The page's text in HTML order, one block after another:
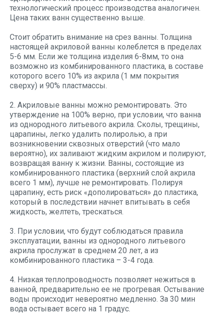
технологический процесс производства аналогичен.
Цена таких ванн существенно выше.
Стоит обратить внимание на срез ванны. Толщина
настоящей акриловой ванны колеблется в пределах
5-6 мм. Если же толщина изделия 6-8мм, то она
возможно из комбинированного пластика, в составе
которого всего 10% из акрила (1 мм покрытия
сверху) и 90% пластмассы.
2. Акриловые ванны можно ремонтировать. Это
утверждение на 100% верно, при условии, что ванна
из однородного литьевого акрила. Сколы, трещины,
царапины, легко удалить полиролью, а при
возникновении сквозных отверстий (что мало
вероятно), их заливают жидким акрилом и полируют,
возвращая ванну к жизни. Ванны, состоящие из
комбинированного пластика (верхний слой акрила
всего 1 мм), лучше не ремонтировать. Полируя
царапину, есть риск «дополироваться» до пластика,
который в последствии начнет впитывать в себя
жидкость, желтеть, трескаться.
3. При условии, что будут соблюдаться правила
эксплуатации, ванны из однородного литьевого
акрила прослужат в среднем 20 лет, а из
комбинированного пластика – 3-4 года.
4. Низкая теплопроводность позволяет нежиться в
ванной, предварительно ее не прогревая. Остывание
воды происходит невероятно медленно. За 30 мин
вода остывает всего на 1 градус.